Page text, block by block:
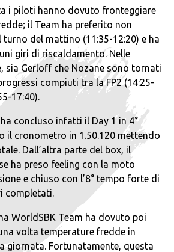
i piloti hanno dovuto fronteggiare
il Team ha preferito non
turno del mattino (11:35-12:20) e ha
giri di riscaldamento. Nelle
sia Gerloff che Nozane sono tornati
compiuti tra la FP2 (14:25-
17:40).
concluso infatti il Day 1 in 4°
il cronometro in 1.50.120 mettendo
Dall’altra parte del box, il
ha preso feeling con la moto
e chiuso con l’8° tempo forte di
completati.
WorldSBK Team ha dovuto poi
volta temperature fredde in
giornata. Fortunatamente, questa